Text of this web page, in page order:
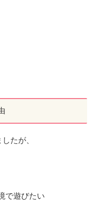
たが、
で遊びたい